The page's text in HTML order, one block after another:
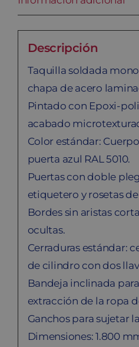
Descripción
Taquilla soldada
chapa de acero
Pintado con Epoxi-
acabado
Color estándar:
puerta azul RAL 5010.
Puertas con doble
etiquetero y rosetas
Bordes sin aristas
ocultas.
Cerraduras estándar:
de cilindro con dos
Bandeja inclinada
extracción de la ropa
Ganchos para sujetar
Dimensiones: 1.800